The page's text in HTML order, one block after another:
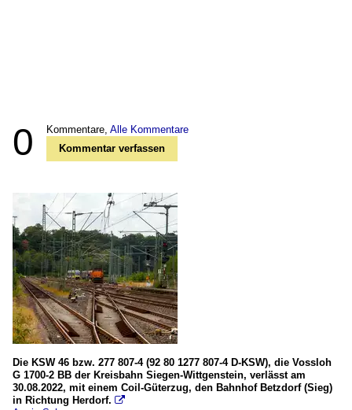
0 Kommentare, Alle Kommentare
Kommentar verfassen
Die KSW 46 bzw. 277 807-4 (92 80 1277 807-4 D-KSW), die Vossloh
G 1700-2 BB der Kreisbahn Siegen-Wittgenstein, verlässt am
30.08.2022, mit einem Coil-Güterzug, den Bahnhof Betzdorf (Sieg)
in Richtung Herdorf. 